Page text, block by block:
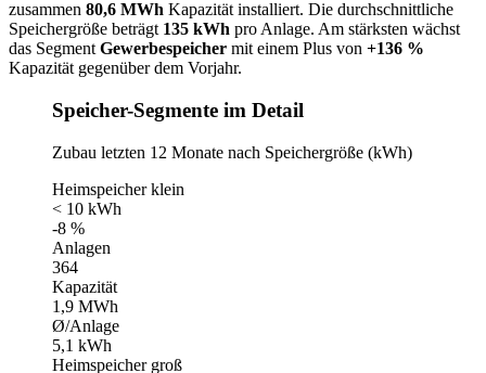
zusammen 80,6 MWh Kapazität installiert. Die durchschnittliche
Speichergröße beträgt 135 kWh pro Anlage. Am stärksten wächst
das Segment Gewerbespeicher mit einem Plus von +136 %
Kapazität gegenüber dem Vorjahr.
Speicher-Segmente im Detail
Zubau letzten 12 Monate nach Speichergröße (kWh)
Heimspeicher klein
< 10 kWh
-8 %
Anlagen
364
Kapazität
1,9 MWh
Ø/Anlage
5,1 kWh
Heimspeicher groß